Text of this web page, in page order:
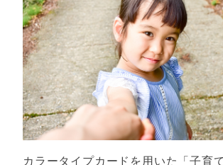
カラータイプカードを用いた「子育